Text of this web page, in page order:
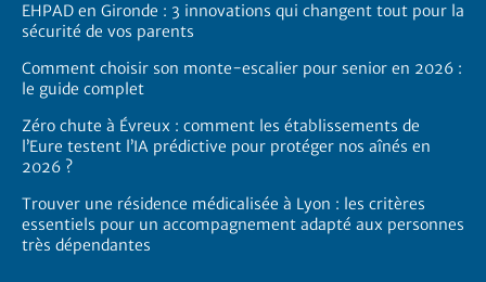
EHPAD en Gironde : 3 innovations qui changent tout pour la
sécurité de vos parents
Comment choisir son monte-escalier pour senior en 2026 :
le guide complet
Zéro chute à Évreux : comment les établissements de
l’Eure testent l’IA prédictive pour protéger nos aînés en
2026 ?
Trouver une résidence médicalisée à Lyon : les critères
essentiels pour un accompagnement adapté aux personnes
très dépendantes